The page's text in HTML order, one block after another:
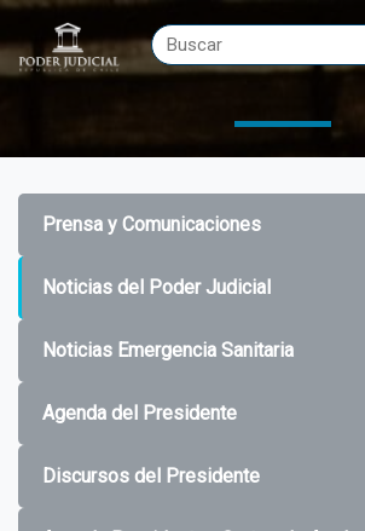
Prensa y Comunicaciones
Noticias del Poder Judicial
Noticias Emergencia Sanitaria
Agenda del Presidente
Discursos del Presidente